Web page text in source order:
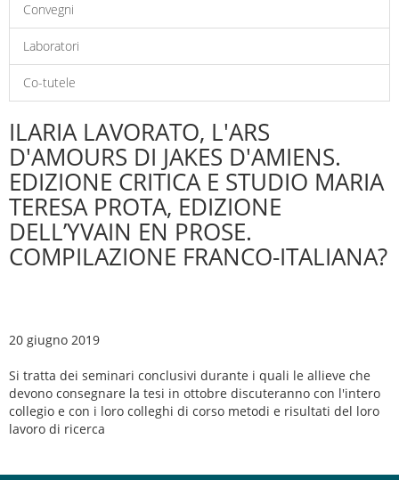
Convegni
Laboratori
Co-tutele
ILARIA LAVORATO, L'ARS
D'AMOURS DI JAKES D'AMIENS.
EDIZIONE CRITICA E STUDIO MARIA
TERESA PROTA, EDIZIONE
DELL’YVAIN EN PROSE.
COMPILAZIONE FRANCO-ITALIANA?
20 giugno 2019
Si tratta dei seminari conclusivi durante i quali le allieve che
devono consegnare la tesi in ottobre discuteranno con l'intero
collegio e con i loro colleghi di corso metodi e risultati del loro
lavoro di ricerca